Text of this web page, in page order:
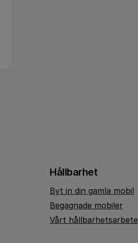
Hållbarhet
Byt in din gamla mobil
Begagnade mobiler
Vårt hållbarhetsarbete